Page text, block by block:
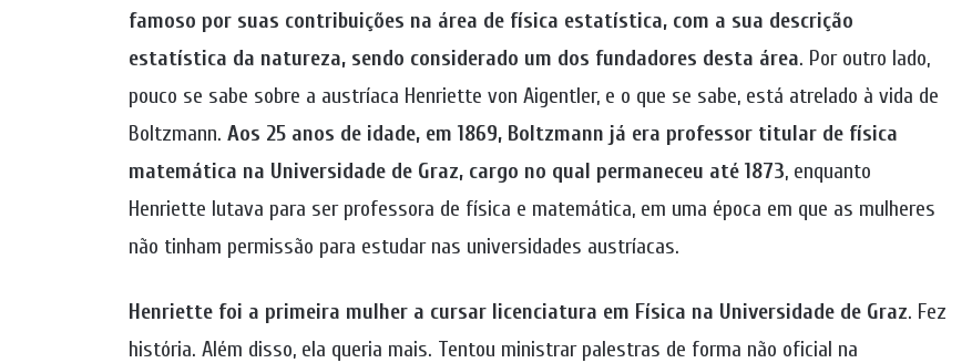
famoso por suas contribuições na área de física estatística, com a sua descrição
estatística da natureza, sendo considerado um dos fundadores desta área. Por outro lado,
pouco se sabe sobre a austríaca Henriette von Aigentler, e o que se sabe, está atrelado à vida de
Boltzmann. Aos 25 anos de idade, em 1869, Boltzmann já era professor titular de física
matemática na Universidade de Graz, cargo no qual permaneceu até 1873, enquanto
Henriette lutava para ser professora de física e matemática, em uma época em que as mulheres
não tinham permissão para estudar nas universidades austríacas.
Henriette foi a primeira mulher a cursar licenciatura em Física na Universidade de Graz. Fez
história. Além disso, ela queria mais. Tentou ministrar palestras de forma não oficial na